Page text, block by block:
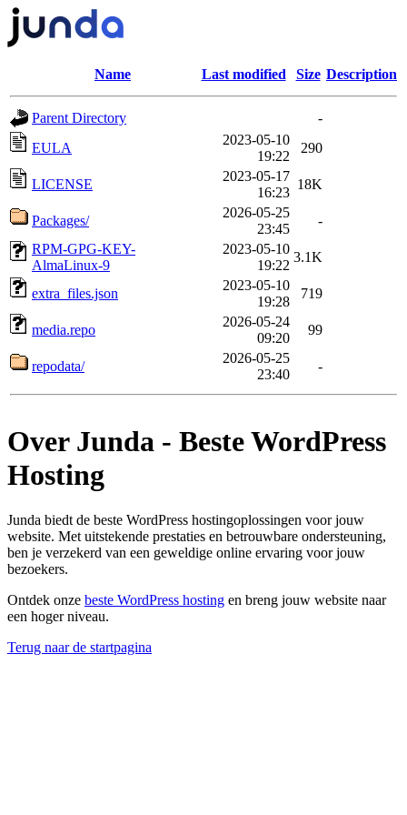
Name Last modified Size Description
Parent Directory
-
EULA
2023-05-10
19:22
290
LICENSE
2023-05-17
16:23
18K
Packages/
2026-05-25
23:45
-
RPM-GPG-KEY-
AlmaLinux-9
2023-05-10
19:22
3.1K
extra_files.json
2023-05-10
19:28
719
media.repo
2026-05-24
09:20
99
repodata/
2026-05-25
23:40
-
Over Junda - Beste WordPress
Hosting
Junda biedt de beste WordPress hostingoplossingen voor jouw
website. Met uitstekende prestaties en betrouwbare ondersteuning,
ben je verzekerd van een geweldige online ervaring voor jouw
bezoekers.
Ontdek onze beste WordPress hosting en breng jouw website naar
een hoger niveau.
Terug naar de startpagina